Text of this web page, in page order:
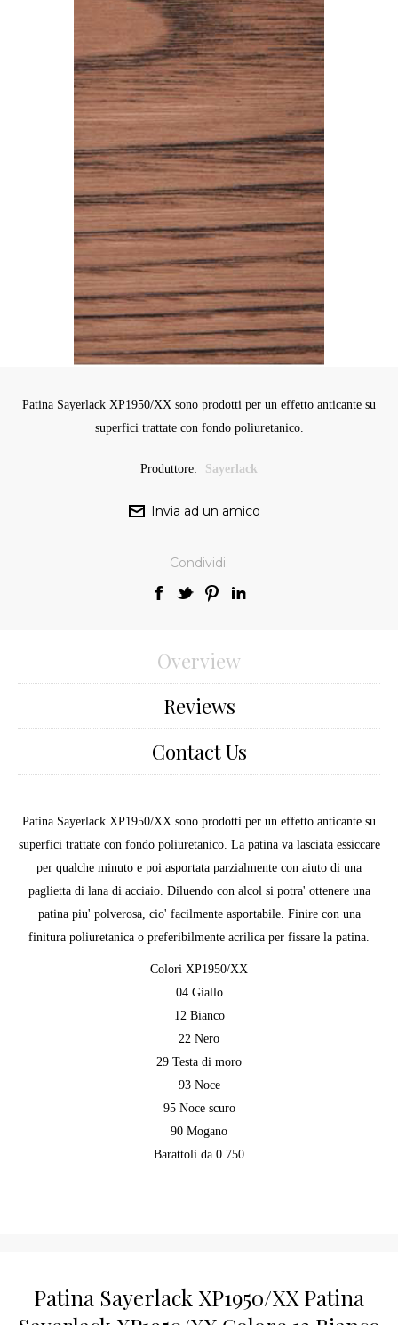
Patina Sayerlack XP1950/XX sono prodotti per un effetto anticante su
superfici trattate con fondo poliuretanico.
Produttore: Sayerlack
Condividi:
Overview
Reviews
Contact Us
Patina Sayerlack XP1950/XX sono prodotti per un effetto anticante su
superfici trattate con fondo poliuretanico. La patina va lasciata essiccare
per qualche minuto e poi asportata parzialmente con aiuto di una
paglietta di lana di acciaio. Diluendo con alcol si potra' ottenere una
patina piu' polverosa, cio' facilmente asportabile. Finire con una
finitura poliuretanica o preferibilmente acrilica per fissare la patina.
Colori XP1950/XX
04 Giallo
12 Bianco
22 Nero
29 Testa di moro
93 Noce
95 Noce scuro
90 Mogano
Barattoli da 0.750
Patina Sayerlack XP1950/XX Patina